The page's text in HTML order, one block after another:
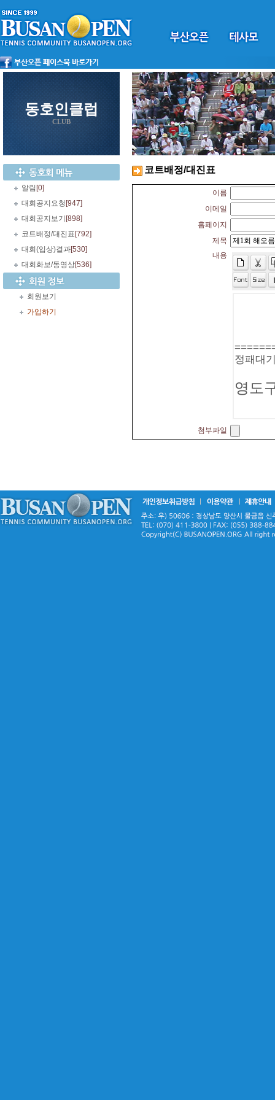
동호인클럽
CLUB
알림 [0]
대회공지요청 [947]
대회공지보기 [898]
코트배정/대진표 [792]
대회(입상)결과[530]
대회화보/동영상[536]
회원보기
가입하기
코트배정/대진표
이름
이메일
홈페이지
제목
내용
첨부파일